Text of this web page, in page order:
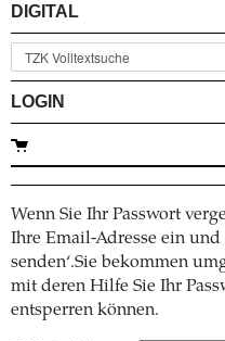
DIGITAL
LOGIN
Wenn Sie Ihr Passwort
Ihre Email-Adresse ein
senden‘.Sie bekommen
mit deren Hilfe Sie Ihr
entsperren können.